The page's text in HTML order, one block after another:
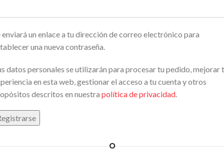
enviará un enlace a tu dirección de correo electrónico para
una nueva contraseña.
datos personales se utilizarán para procesar tu pedido, mejorar
en esta web, gestionar el acceso a tu cuenta y otros
descritos en nuestra política de privacidad.
O